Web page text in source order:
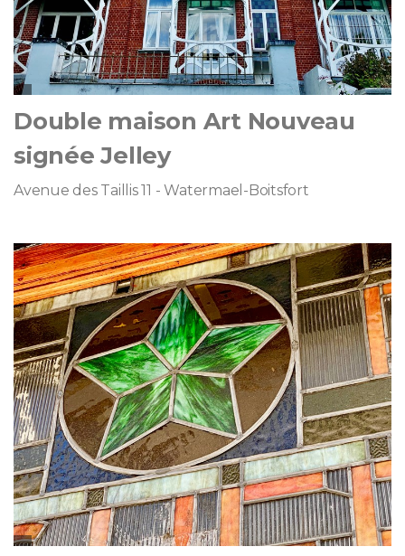
Double maison Art Nouveau
signée Jelley
Avenue des Taillis 11 - Watermael-Boitsfort